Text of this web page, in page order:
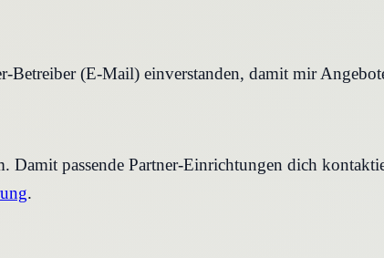
Betreiber (E-Mail) einverstanden, damit mir
passende Partner-Einrichtungen dich
.